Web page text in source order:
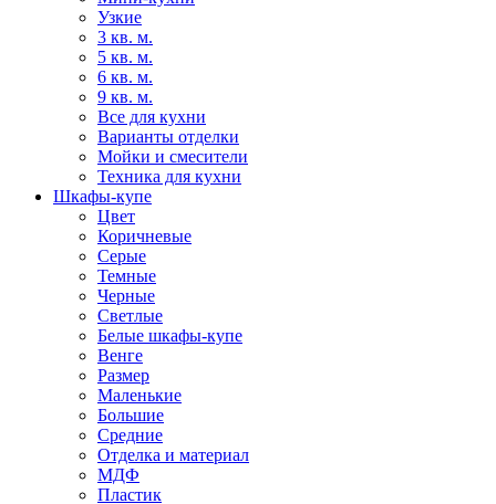
Узкие
3 кв. м.
5 кв. м.
6 кв. м.
9 кв. м.
Все для кухни
Варианты отделки
Мойки и смесители
Техника для кухни
Шкафы-купе
Цвет
Коричневые
Серые
Темные
Черные
Светлые
Белые шкафы-купе
Венге
Размер
Маленькие
Большие
Средние
Отделка и материал
МДФ
Пластик